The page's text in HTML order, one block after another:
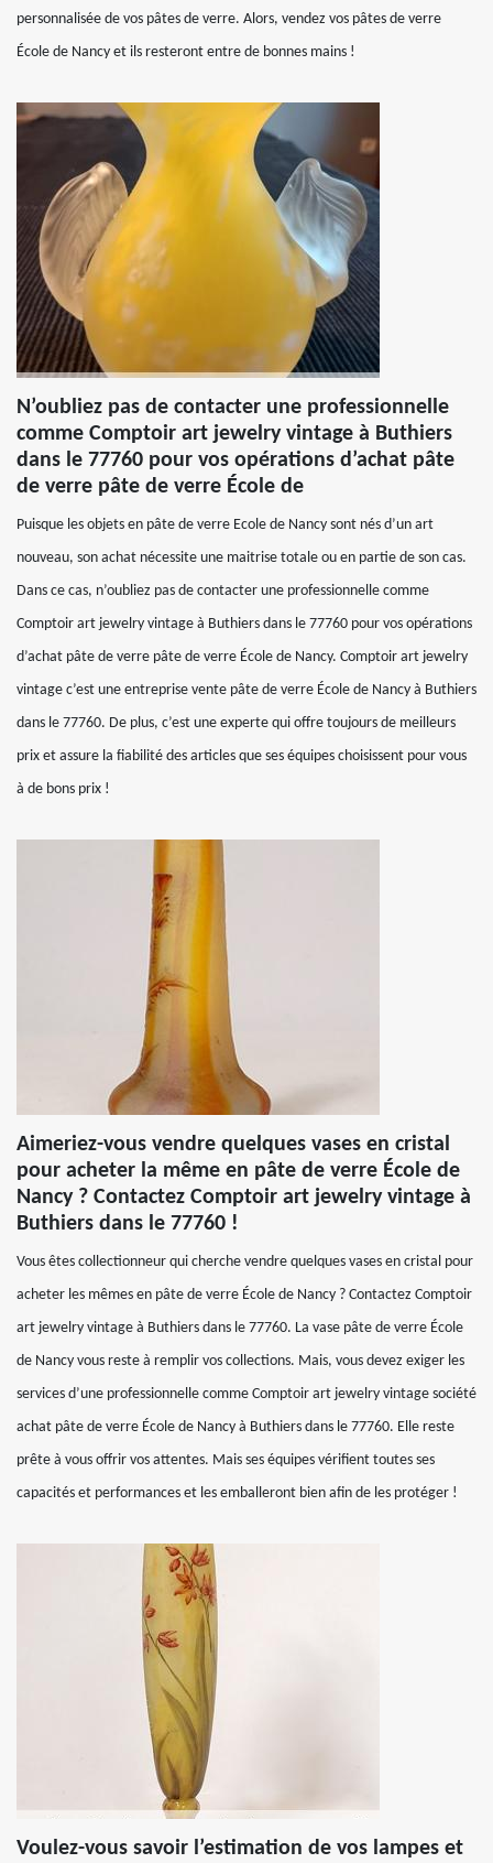
personnalisée de vos pâtes de verre. Alors, vendez vos pâtes de verre
École de Nancy et ils resteront entre de bonnes mains !
N’oubliez pas de contacter une professionnelle
comme Comptoir art jewelry vintage à Buthiers
dans le 77760 pour vos opérations d’achat pâte
de verre pâte de verre École de
Puisque les objets en pâte de verre Ecole de Nancy sont nés d’un art
nouveau, son achat nécessite une maitrise totale ou en partie de son cas.
Dans ce cas, n’oubliez pas de contacter une professionnelle comme
Comptoir art jewelry vintage à Buthiers dans le 77760 pour vos opérations
d’achat pâte de verre pâte de verre École de Nancy. Comptoir art jewelry
vintage c’est une entreprise vente pâte de verre École de Nancy à Buthiers
dans le 77760. De plus, c’est une experte qui offre toujours de meilleurs
prix et assure la fiabilité des articles que ses équipes choisissent pour vous
à de bons prix !
Aimeriez-vous vendre quelques vases en cristal
pour acheter la même en pâte de verre École de
Nancy ? Contactez Comptoir art jewelry vintage à
Buthiers dans le 77760 !
Vous êtes collectionneur qui cherche vendre quelques vases en cristal pour
acheter les mêmes en pâte de verre École de Nancy ? Contactez Comptoir
art jewelry vintage à Buthiers dans le 77760. La vase pâte de verre École
de Nancy vous reste à remplir vos collections. Mais, vous devez exiger les
services d’une professionnelle comme Comptoir art jewelry vintage société
achat pâte de verre École de Nancy à Buthiers dans le 77760. Elle reste
prête à vous offrir vos attentes. Mais ses équipes vérifient toutes ses
capacités et performances et les emballeront bien afin de les protéger !
Voulez-vous savoir l’estimation de vos lampes et